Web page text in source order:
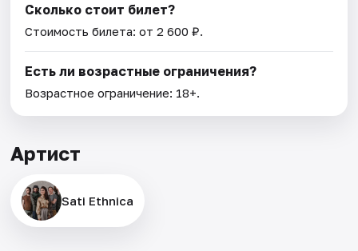
Сколько стоит билет?
Стоимость билета: от 2 600 ₽.
Есть ли возрастные ограничения?
Возрастное ограничение: 18+.
Артист
Sati Ethnica